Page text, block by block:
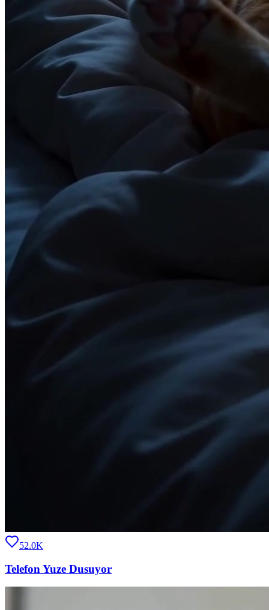
52.0K
Telefon Yuze Dusuyor